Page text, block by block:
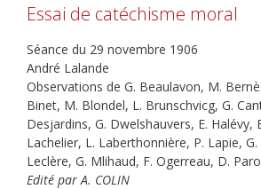
Essai de catéchisme moral
Séance du 29 novembre 1906
André Lalande
Observations de G. Beaulavon, M.
Binet, M. Blondel, L. Brunschvicg, G.
Desjardins, G. Dwelshauvers, E. Halévy,
Lachelier, L. Laberthonnière, P. Lapie, G.
Leclère, G. Mlihaud, F. Ogerreau, D.
Edité par A. COLIN